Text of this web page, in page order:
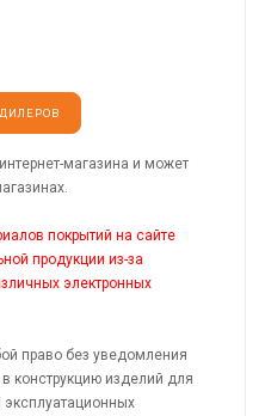
магазина и может
покрытий на сайте
продукции из-за
электронных
право без уведомления
конструкцию изделий для
эксплуатационных